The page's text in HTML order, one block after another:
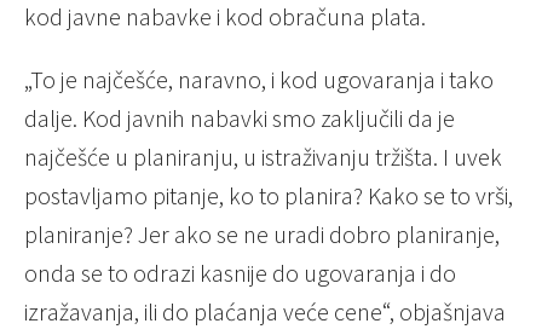
kod javne nabavke i kod obračuna plata.
„To je najčešće, naravno, i kod ugovaranja i tako
dalje. Kod javnih nabavki smo zaključili da je
najčešće u planiranju, u istraživanju tržišta. I uvek
postavljamo pitanje, ko to planira? Kako se to vrši,
planiranje? Jer ako se ne uradi dobro planiranje,
onda se to odrazi kasnije do ugovaranja i do
izražavanja, ili do plaćanja veće cene“, objašnjava